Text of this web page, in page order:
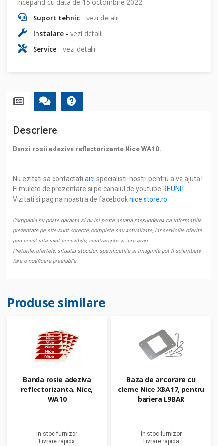
incepand cu data de 15 octombrie 2022
Suport tehnic- vezi detalii
Instalare- vezi detalii
Service- vezi detalii
Descriere
Benzi rosii adezive reflectorizante Nice WA10.
Nu ezitati sa contactati aici specialistii nostri pentru a va ajuta !
Filmulete de prezentare si pe canalul de youtube REUNIT.
Vizitati si pagina noastra de facebooknice.store.ro
Compania nu poate garanta si nu isi poate asuma raspunderea ca informatiile
prezentate pe site sunt corecte, complete sau actualizate, iar serviciile oferite
prin acest site sunt accesibile, neintrerupte si fara erori.
Preturile, ofertele, situatia stocului, specificatiile si imaginile pot fi schimbate
fara o notificare prealabila.
Produse similare
Banda rosie adeziva
reflectorizanta, Nice,
WA10
in stoc furnizor
Livrare rapida
Baza de ancorare cu
cleme Nice XBA17, pentru
bariera L9BAR
in stoc furnizor
Livrare rapida